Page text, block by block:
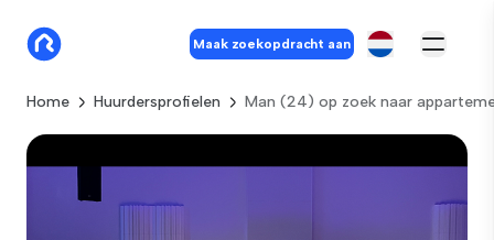
Maak zoekopdracht aan
Home Huurdersprofielen Man (24) op zoek naar